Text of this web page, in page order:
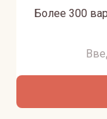
Более 300